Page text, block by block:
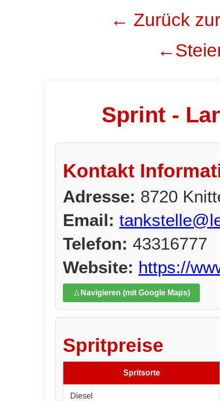
← Zurück
Sprint -
Kontakt
Adresse: 8720
Email:
Telefon: 43316777
Website: https://
Navigieren (mit Google Maps)
Spritpreise
Spritsorte
Diesel